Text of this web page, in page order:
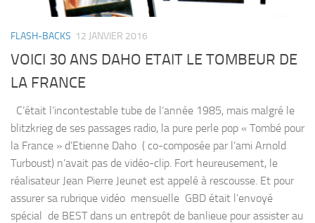
FLASH-BACKS 12 JANVIER 2016
VOICI 30 ANS DAHO ETAIT LE TOMBEUR DE
LA FRANCE
C’était l’incontestable tube de l’année 1985, mais malgré le
blitzkrieg de ses passages radio, la pure perle pop « Tombé pour
la France » d’Etienne Daho ( co-composée par l’ami Arnold
Turboust) n’avait pas de vidéo-clip. Fort heureusement, le
réalisateur Jean Pierre Jeunet est appelé à rescousse. Et pour
assurer sa rubrique vidéo mensuelle GBD était l’envoyé
spécial de BEST dans un entrepôt de banlieue pour assister au